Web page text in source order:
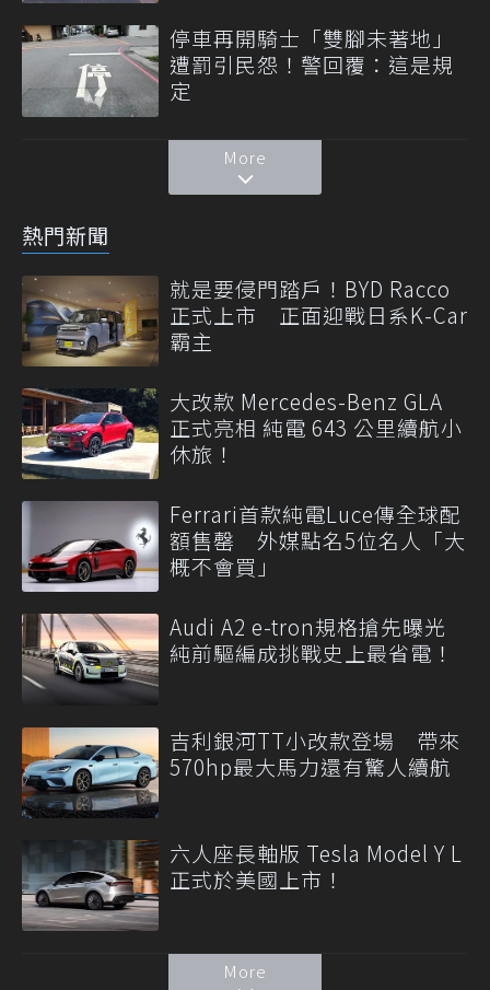
停車再開騎士「雙腳未著地」
遭罰引民怨！警回覆：這是規
定
More
熱門新聞
就是要侵門踏戶！BYD Racco
正式上市 正面迎戰日系K-Car
霸主
大改款 Mercedes-Benz GLA
正式亮相 純電 643 公里續航小
休旅！
Ferrari首款純電Luce傳全球配
額售罄 外媒點名5位名人「大
概不會買」
Audi A2 e-tron規格搶先曝光
純前驅編成挑戰史上最省電！
吉利銀河TT小改款登場 帶來
570hp最大馬力還有驚人續航
六人座長軸版 Tesla Model Y L
正式於美國上市！
More